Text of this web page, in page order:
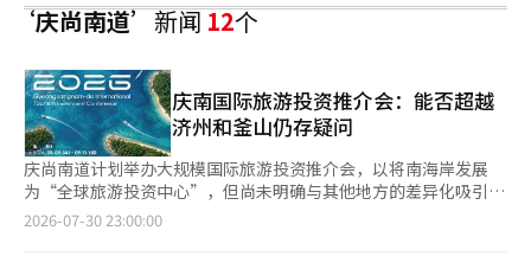
‘庆尚南道’新闻12个
庆南国际旅游投资推介会：能否超越
济州和釜山仍存疑问
庆尚南道计划举办大规模国际旅游投资推介会，以将南海岸发展
为“全球旅游投资中心”，但尚未明确与其他地方的差异化吸引措
施，引发了对其有效性的质疑。 在与济州、釜山、全南等现有旅
2026-07-30 23:00:00